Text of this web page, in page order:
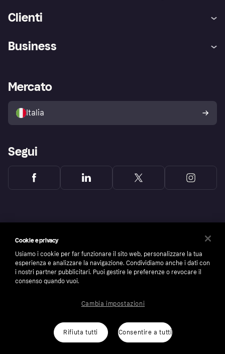
Clienti
Esplora i negozi
Politica di protezione
dell'acquirente Klarna
Business
Accesso aziende
Mercato
Italia
Segui
Copyright © 2005-2026 Klarna Bank AB (publ). Headquarters: Stockholm, Sweden. All
CookiesKlarna.com
Cookie e privacy
Usiamo i cookie per far funzionare il sito web, personalizzare la tua
esperienza e analizzare la navigazione. Condividiamo anche i dati con
i nostri partner pubblicitari. Puoi gestire le preferenze o revocare il
consenso quando vuoi.
Rifiuta tutti Consentire a tutti
Cambia impostazioni